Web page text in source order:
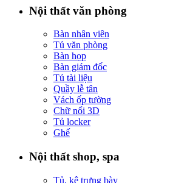
Nội thất văn phòng
Bàn nhân viên
Tủ văn phòng
Bàn họp
Bàn giám đốc
Tủ tài liệu
Quầy lễ tân
Vách ốp tường
Chữ nổi 3D
Tủ locker
Ghế
Nội thất shop, spa
Tủ, kệ trưng bày